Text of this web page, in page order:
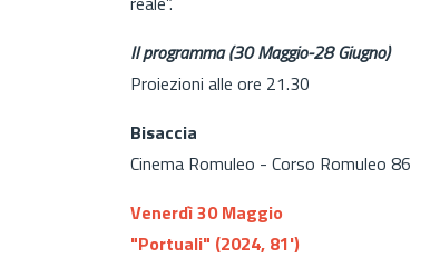
Il programma (30 Maggio-28 Giugno)
Proiezioni alle ore 21.30
Bisaccia
Cinema Romuleo - Corso Romuleo 86
Venerdì 30 Maggio
"Portuali" (2024, 81')